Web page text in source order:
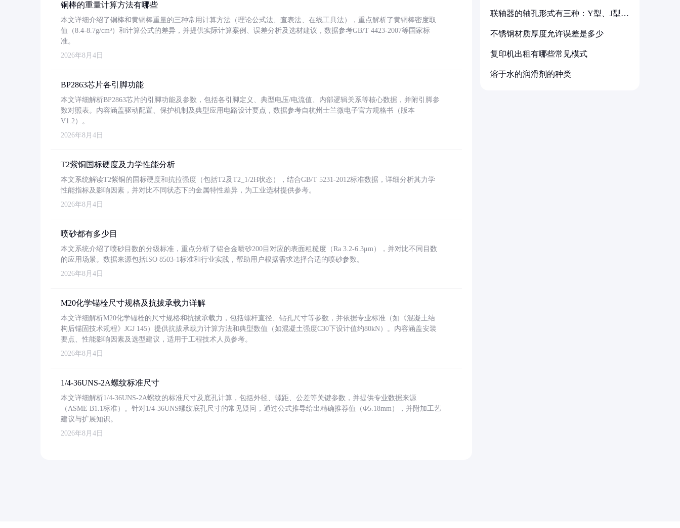
铜棒的重量计算方法有哪些
本文详细介绍了铜棒和黄铜棒重量的三种常用计算方法（理论公式法、查表法、在线工具法），重点解析了黄铜棒密度取
值（8.4-8.7g/cm³）和计算公式的差异，并提供实际计算案例、误差分析及选材建议，数据参考GB/T 4423-2007等国家标
准。
2026年8月4日
BP2863芯片各引脚功能
本文详细解析BP2863芯片的引脚功能及参数，包括各引脚定义、典型电压/电流值、内部逻辑关系等核心数据，并附引脚参
数对照表。内容涵盖驱动配置、保护机制及典型应用电路设计要点，数据参考自杭州士兰微电子官方规格书（版本
V1.2）。
2026年8月4日
T2紫铜国标硬度及力学性能分析
本文系统解读T2紫铜的国标硬度和抗拉强度（包括T2及T2_1/2H状态），结合GB/T 5231-2012标准数据，详细分析其力学
性能指标及影响因素，并对比不同状态下的金属特性差异，为工业选材提供参考。
2026年8月4日
喷砂都有多少目
本文系统介绍了喷砂目数的分级标准，重点分析了铝合金喷砂200目对应的表面粗糙度（Ra 3.2-6.3μm），并对比不同目数
的应用场景。数据来源包括ISO 8503-1标准和行业实践，帮助用户根据需求选择合适的喷砂参数。
2026年8月4日
M20化学锚栓尺寸规格及抗拔承载力详解
本文详细解析M20化学锚栓的尺寸规格和抗拔承载力，包括螺杆直径、钻孔尺寸等参数，并依据专业标准（如《混凝土结
构后锚固技术规程》JGJ 145）提供抗拔承载力计算方法和典型数值（如混凝土强度C30下设计值约80kN）。内容涵盖安装
要点、性能影响因素及选型建议，适用于工程技术人员参考。
2026年8月4日
1/4-36UNS-2A螺纹标准尺寸
本文详细解析1/4-36UNS-2A螺纹的标准尺寸及底孔计算，包括外径、螺距、公差等关键参数，并提供专业数据来源
（ASME B1.1标准）。针对1/4-36UNS螺纹底孔尺寸的常见疑问，通过公式推导给出精确推荐值（Φ5.18mm），并附加工艺
建议与扩展知识。
2026年8月4日
联轴器的轴孔形式有三种：Y型、J型、
不锈钢材质厚度允许误差是多少
复印机出租有哪些常见模式
溶于水的润滑剂的种类